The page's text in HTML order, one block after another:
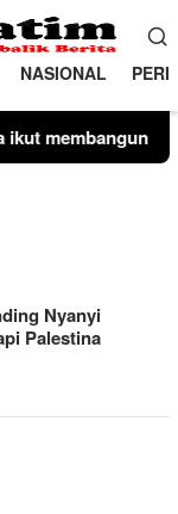
NASIONAL
Plt Camat Lembang
Nyanyi
Palestina